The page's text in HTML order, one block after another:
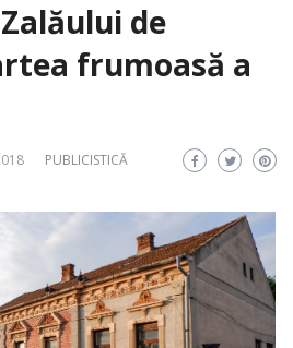
de
frumoasă a
PUBLICISTICĂ